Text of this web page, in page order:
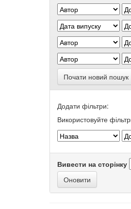
Почати новий пошук
Додати фільтри:
Використовуйте
Вивести на сторінку